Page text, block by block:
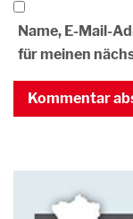
Name, E-Mail-
für meinen